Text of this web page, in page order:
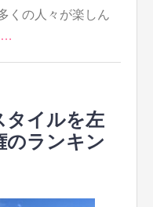
くの人々が楽しん
…
タイルを左
のランキン